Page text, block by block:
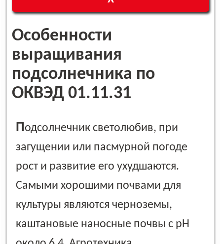
Особенности
выращивания
подсолнечника по
ОКВЭД 01.11.31
Подсолнечник светолюбив, при
загущении или пасмурной погоде
рост и развитие его ухудшаются.
Самыми хорошими почвами для
культуры являются черноземы,
каштановые наносные почвы с рН